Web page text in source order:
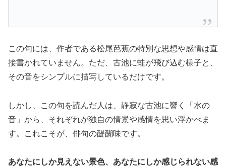
この句には、作者である松尾芭蕉の特別な思想や感情は直
接書かれていません。ただ、古池に蛙が飛び込む様子と、
その音をシンプルに描写しているだけです。
しかし、この句を読んだ人は、静寂な古池に響く「水の
音」から、それぞれが独自の情景や感情を思い浮かべま
す。これこそが、俳句の醍醐味です。
あなたにしか見えない景色、あなたにしか感じられない感